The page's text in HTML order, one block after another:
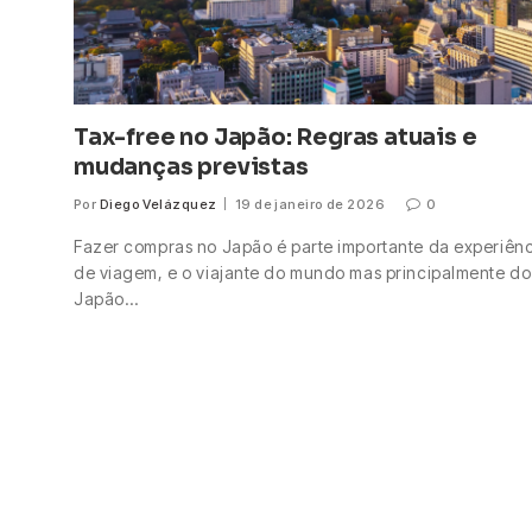
Tax-free no Japão: Regras atuais e
mudanças previstas
Por Diego Velázquez 19 de janeiro de 2026 0
Fazer compras no Japão é parte importante da
de viagem, e o viajante do mundo mas principalmente do
Japão…